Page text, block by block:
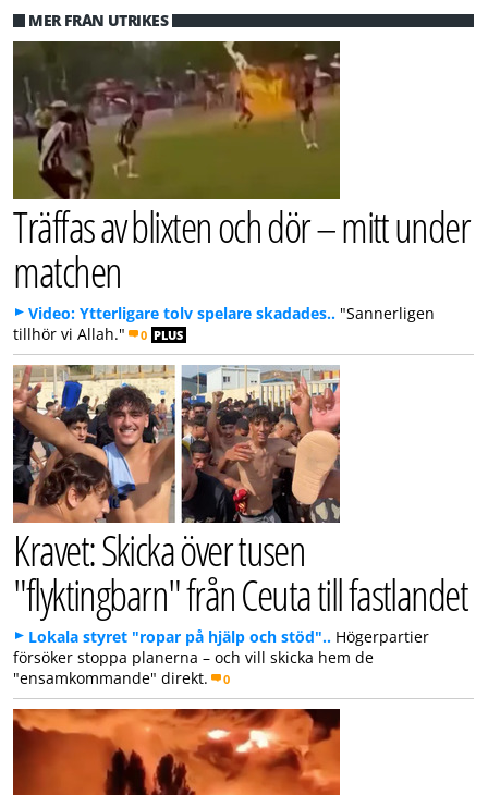
MER FRÅN UTRIKES
Träffas av blixten och dör – mitt under
matchen
Video: Ytterligare tolv spelare skadades.. "Sannerligen
tillhör vi Allah."
0 PLUS
Kravet: Skicka över tusen
"flyktingbarn" från Ceuta till fastlandet
Lokala styret "ropar på hjälp och stöd".. Högerpartier
försöker stoppa planerna – och vill skicka hem de
"ensamkommande" direkt.
0